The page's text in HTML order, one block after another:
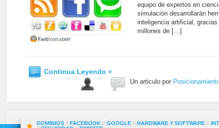
equipo de expertos en
simulación desarrollarán
inteligencia artificial,
millones de […]
Continua Leyendo »
Un articulo por
DOMINIOS // FACEBOOK // GOOGLE // HARDWARE Y SOFTWARE //